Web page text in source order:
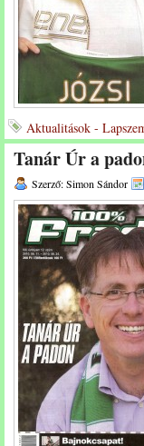
Aktualitások -
Tanár Úr a
Szerző: Simon Sándor